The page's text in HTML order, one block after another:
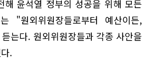
윤석열 정부의 성공을 위해 모든
"원외위원장들로부터 예산이든,
는다. 원외위원장들과 각종 사안을
.